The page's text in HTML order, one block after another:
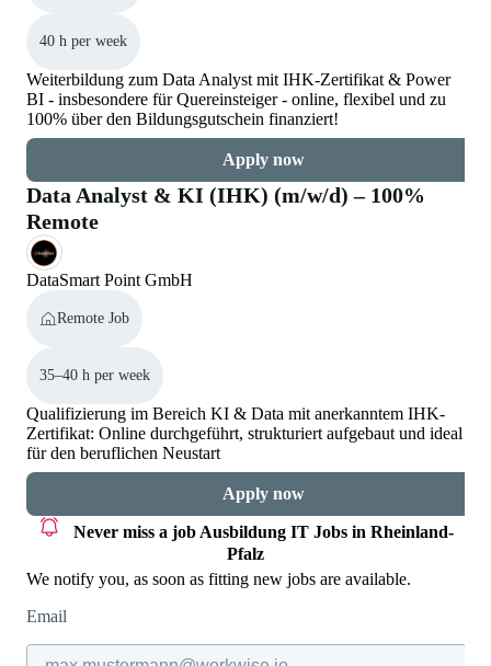
40 h per week
Weiterbildung zum Data Analyst mit IHK-Zertifikat & Power
BI - insbesondere für Quereinsteiger - online, flexibel und zu
100% über den Bildungsgutschein finanziert!
Apply now
Data Analyst & KI (IHK) (m/w/d) – 100%
Remote
DataSmart Point GmbH
Remote Job
35–40 h per week
Qualifizierung im Bereich KI & Data mit anerkanntem IHK-
Zertifikat: Online durchgeführt, strukturiert aufgebaut und ideal
für den beruflichen Neustart
Apply now
Never miss a job Ausbildung IT Jobs in Rheinland-
Pfalz
We notify you, as soon as fitting new jobs are available.
Email